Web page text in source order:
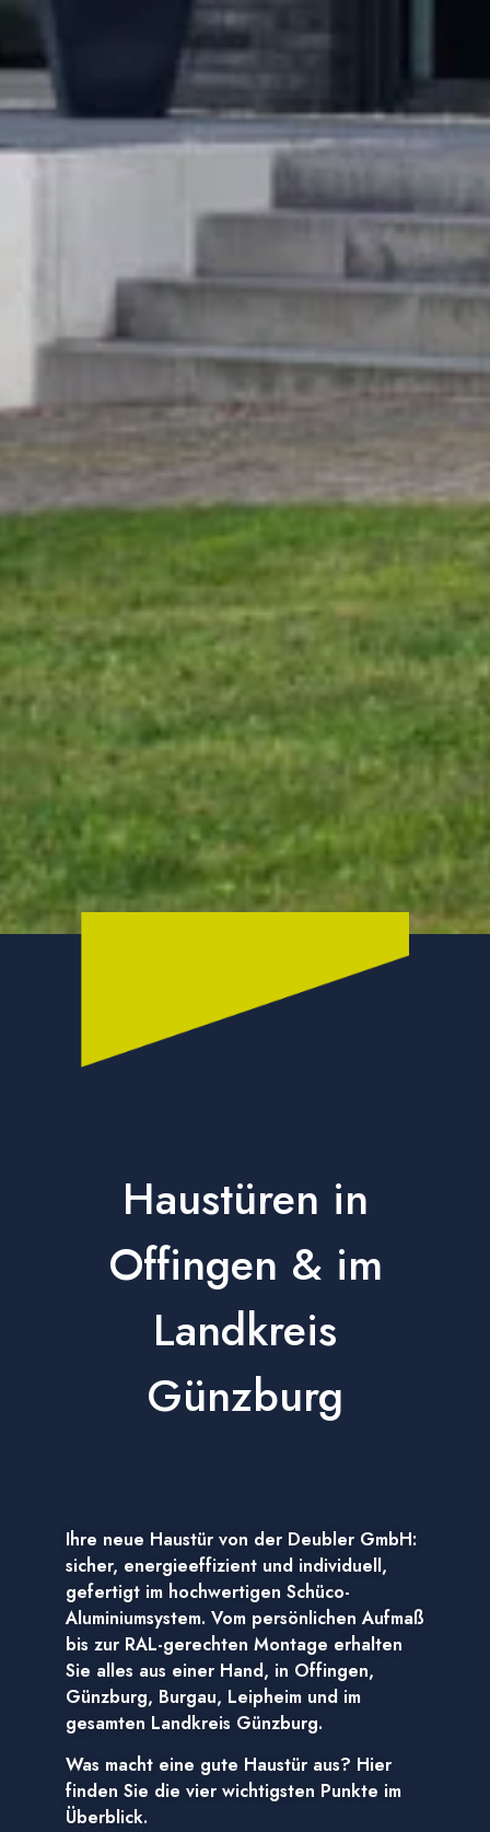
Haustüren in
Offingen & im
Landkreis
Günzburg
Ihre neue Haustür von der Deubler GmbH:
sicher, energieeffizient und individuell,
gefertigt im hochwertigen Schüco-
Aluminiumsystem. Vom persönlichen Aufmaß
bis zur RAL-gerechten Montage erhalten
Sie alles aus einer Hand, in Offingen,
Günzburg, Burgau, Leipheim und im
gesamten Landkreis Günzburg.
Was macht eine gute Haustür aus? Hier
finden Sie die vier wichtigsten Punkte im
Überblick.